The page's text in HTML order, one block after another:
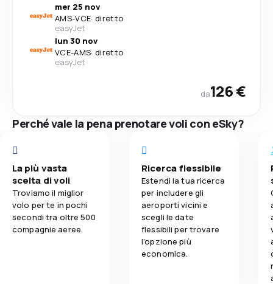
mer 25 nov
AMS-VCE· diretto
easyJet
lun 30 nov
VCE-AMS· diretto
easyJet
da126 €
Perché vale la pena prenotare voli con eSky?
La più vasta
scelta di voli
Troviamo il miglior
volo per te in pochi
secondi tra oltre 500
compagnie aeree.
Ricerca flessibile
Estendi la tua ricerca
per includere gli
aeroporti vicini e
scegli le date
flessibili per trovare
l'opzione più
economica.